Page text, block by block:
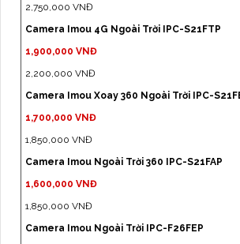
2,750,000 VNĐ
Camera Imou 4G Ngoài Trời IPC-S21FTP
1,900,000 VNĐ
2,200,000 VNĐ
Camera Imou Xoay 360 Ngoài Trời IPC-
1,700,000 VNĐ
1,850,000 VNĐ
Camera Imou Ngoài Trời 360 IPC-S21FAP
1,600,000 VNĐ
1,850,000 VNĐ
Camera Imou Ngoài Trời IPC-F26FEP